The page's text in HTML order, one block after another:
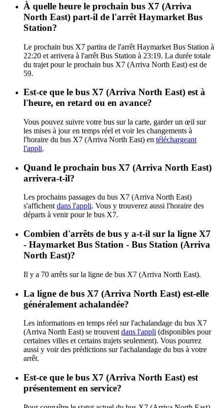
À quelle heure le prochain bus X7 (Arriva
North East) part-il de l'arrêt Haymarket Bus
Station?
Le prochain bus X7 partira de l'arrêt Haymarket Bus Station à
22:20 et arrivera à l'arrêt Bus Station à 23:19. La durée totale
du trajet pour le prochain bus X7 (Arriva North East) est de
59.
Est-ce que le bus X7 (Arriva North East) est à
l'heure, en retard ou en avance?
Vous pouvez suivre votre bus sur la carte, garder un œil sur
les mises à jour en temps réel et voir les changements à
l'horaire du bus X7 (Arriva North East) en téléchargeant
l'appli.
Quand le prochain bus X7 (Arriva North East)
arrivera-t-il?
Les prochains passages du bus X7 (Arriva North East)
s'affichent dans l'appli. Vous y trouverez aussi l'horaire des
départs à venir pour le bus X7.
Combien d'arrêts de bus y a-t-il sur la ligne X7
- Haymarket Bus Station - Bus Station (Arriva
North East)?
Il y a 70 arrêts sur la ligne de bus X7 (Arriva North East).
La ligne de bus X7 (Arriva North East) est-elle
généralement achalandée?
Les informations en temps réel sur l'achalandage du bus X7
(Arriva North East) se trouvent dans l'appli (disponibles pour
certaines villes et certains trajets seulement). Vous pourrez
aussi y voir des prédictions sur l'achalandage du bus à votre
arrêt.
Est-ce que le bus X7 (Arriva North East) est
présentement en service?